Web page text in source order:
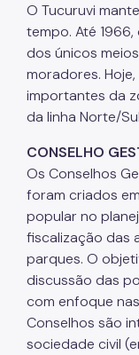
O Tucuruvi
tempo. Até
dos únicos
moradores.
importantes da
da linha Norte/
CONSELHO
Os Conselhos
foram criados
popular no
fiscalização das
parques. O
discussão das
com enfoque
Conselhos são
sociedade civil